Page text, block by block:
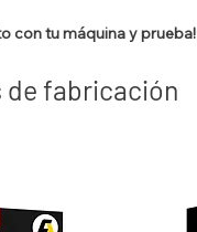
con tu máquina y prueba!
de fabricación